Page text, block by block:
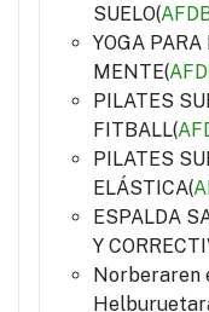
SUELO(
YOGA
MENTE(
PILATES
FITBALL(
PILATES
ELÁSTICA(
ESPALDA
Y
Norberaren